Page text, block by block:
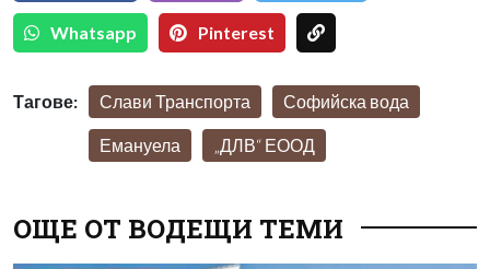
Whatsapp Pinterest
Тагове: Слави Транспорта Софийска вода
Емануела „ДЛВ“ ЕООД
ОЩЕ ОТ ВОДЕЩИ ТЕМИ